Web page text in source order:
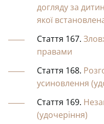
догляду за
якої
Стаття 167.
правами
Стаття 168.
усиновлення
Стаття 169.
(удочеріння)